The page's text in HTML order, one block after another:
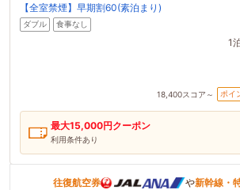
【全室禁煙】早期割60(素泊まり)
ダブル 食事なし
1
18,400スコア～ ポイ
最大15,000円クーポン
利用条件あり
往復航空券 や新幹線・